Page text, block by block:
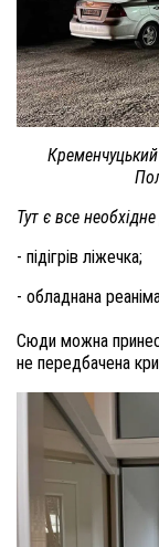
Тут є все
- підігрів ліжечка;
- обладнана
Сюди можна
не передбачена